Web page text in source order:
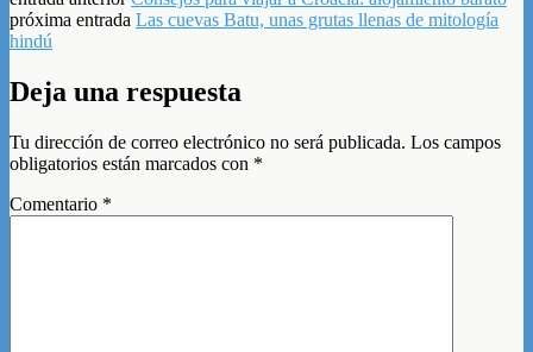
próxima entrada Las cuevas Batu, unas grutas llenas de mitología
hindú
Deja una respuesta
Tu dirección de correo electrónico no será publicada. Los campos
obligatorios están marcados con *
Comentario *